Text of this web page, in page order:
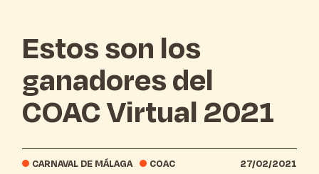
Estos son los
ganadores del
COAC Virtual 2021
CARNAVAL DE MÁLAGA COAC
27/02/2021